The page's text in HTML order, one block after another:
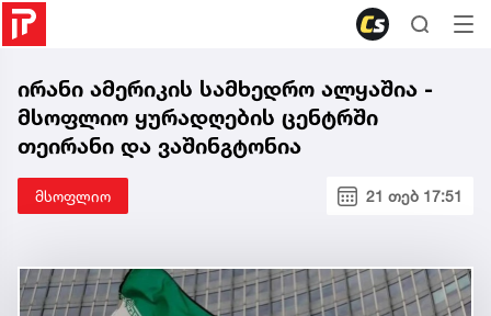
ირანი ამერიკის სამხედრო ალყაშია -
მსოფლიო ყურადღების ცენტრში
თეირანი და ვაშინგტონია
მსოფლიო 21 თებ 17:51